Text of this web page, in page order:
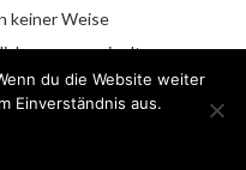
keiner Weise
von inult
Finanzanalyse
rein
du die Website weiter
Einverständnis aus.